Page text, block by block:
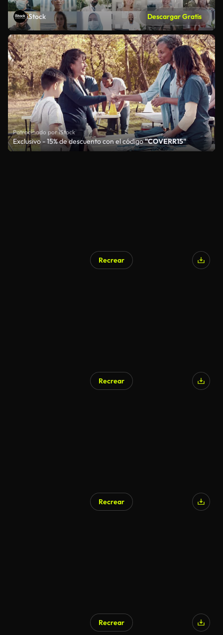
iStock Descargar Gratis
Patrocinado por iStock
Exclusivo - 15% de descuento con el código"COVERR15"
Recrear
Recrear
Recrear
Recrear